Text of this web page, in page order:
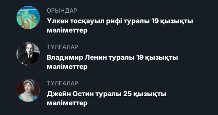
ОРЫНДАР
Үлкен тосқауыл рифі туралы 19 қызықты
мәліметтер
ТҰЛҒАЛАР
Владимир Ленин туралы 19 қызықты
мәліметтер
ТҰЛҒАЛАР
Джейн Остин туралы 25 қызықты
мәліметтер